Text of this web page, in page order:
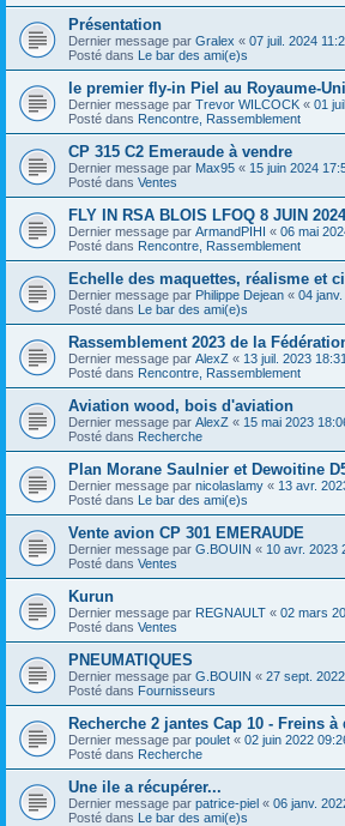
Présentation
Dernier message par Gralex « 07 juil. 2024
Posté dans Le bar des ami(e)s
le premier fly-in Piel au Royaume-Uni
Dernier message par Trevor WILCOCK « 01
Posté dans Rencontre, Rassemblement
CP 315 C2 Emeraude à vendre
Dernier message par Max95 « 15 juin 2024
Posté dans Ventes
FLY IN RSA BLOIS LFOQ 8 JUIN 2024
Dernier message par ArmandPIHI « 06 mai
Posté dans Rencontre, Rassemblement
Echelle des maquettes, réalisme et
Dernier message par Philippe Dejean « 04
Posté dans Le bar des ami(e)s
Rassemblement 2023 de la
Dernier message par AlexZ « 13 juil. 2023 18:31
Posté dans Rencontre, Rassemblement
Aviation wood, bois d'aviation
Dernier message par AlexZ « 15 mai 2023
Posté dans Recherche
Plan Morane Saulnier et Dewoitine
Dernier message par nicolaslamy « 13 avr.
Posté dans Le bar des ami(e)s
Vente avion CP 301 EMERAUDE
Dernier message par G.BOUIN « 10 avr. 2023
Posté dans Ventes
Kurun
Dernier message par REGNAULT « 02 mars
Posté dans Ventes
PNEUMATIQUES
Dernier message par G.BOUIN « 27 sept.
Posté dans Fournisseurs
Recherche 2 jantes Cap 10 - Freins à
Dernier message par poulet « 02 juin 2022
Posté dans Recherche
Une ile a récupérer...
Dernier message par patrice-piel « 06 janv.
Posté dans Le bar des ami(e)s